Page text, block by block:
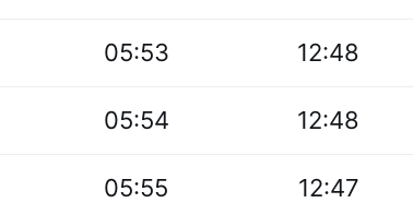
05:53 12:48
05:54 12:48
05:55 12:47